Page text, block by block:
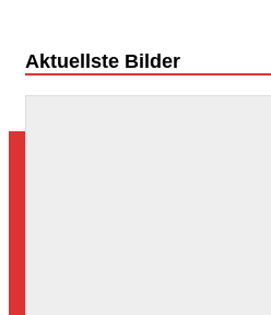
Aktuellste Bilder